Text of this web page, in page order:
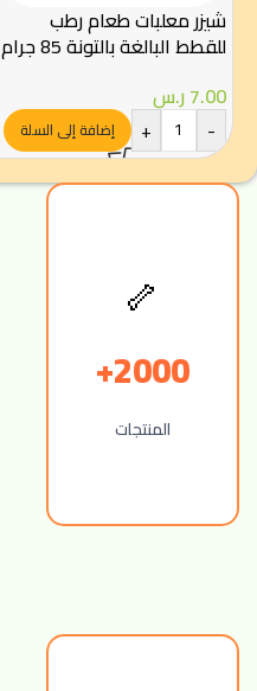
شيزر معلبات طعام رطب
للقطط البالغة بالتونة 85 جرام
7.00ر.س
-
+ إضافة إلى السلة
🦴
2000+
المنتجات